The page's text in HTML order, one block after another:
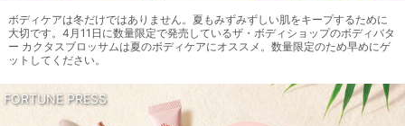
ボディケアは冬だけではありません。夏もみずみずしい肌をキープするために
大切です。4月11日に数量限定で発売しているザ・ボディショップのボディバタ
ー カクタスブロッサムは夏のボディケアにオススメ。数量限定のため早めにゲ
ットしてください。
FORTUNE PRESS